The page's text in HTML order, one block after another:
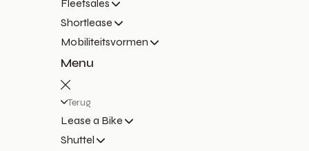
Fleetsales
Shortlease
Mobiliteitsvormen
Menu
Terug
Lease a Bike
Shuttel